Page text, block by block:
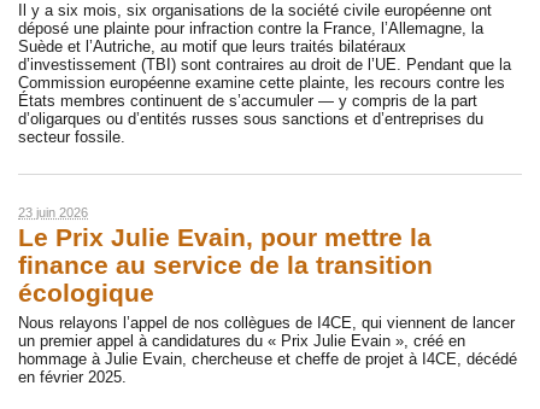
Il y a six mois, six organisations de la société civile européenne ont
déposé une plainte pour infraction contre la France, l’Allemagne, la
Suède et l’Autriche, au motif que leurs traités bilatéraux
d’investissement (TBI) sont contraires au droit de l’UE. Pendant que la
Commission européenne examine cette plainte, les recours contre les
États membres continuent de s’accumuler — y compris de la part
d’oligarques ou d’entités russes sous sanctions et d’entreprises du
secteur fossile.
23 juin 2026
Le Prix Julie Evain, pour mettre la
finance au service de la transition
écologique
Nous relayons l’appel de nos collègues de I4CE, qui viennent de lancer
un premier appel à candidatures du « Prix Julie Evain », créé en
hommage à Julie Evain, chercheuse et cheffe de projet à I4CE, décédé
en février 2025.